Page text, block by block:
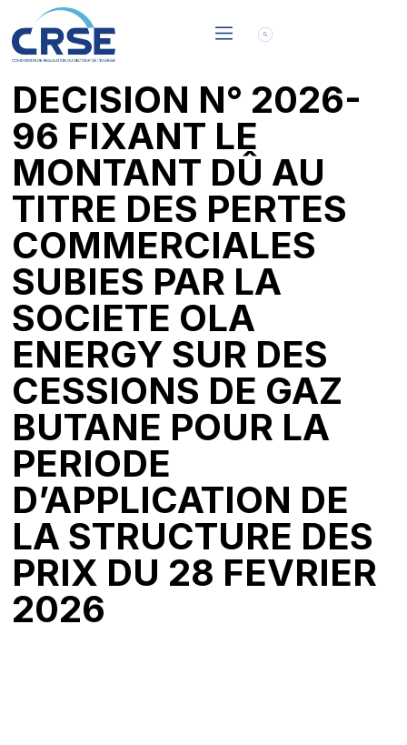
DECISION N° 2026-
96 FIXANT LE
MONTANT DÛ AU
TITRE DES PERTES
COMMERCIALES
SUBIES PAR LA
SOCIETE OLA
ENERGY SUR DES
CESSIONS DE GAZ
BUTANE POUR LA
PERIODE
D’APPLICATION DE
LA STRUCTURE DES
PRIX DU 28 FEVRIER
2026